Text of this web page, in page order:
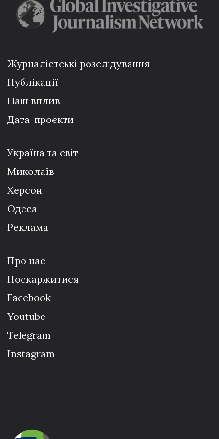
Журналістські розслідування
Публікації
Наш вплив
Дата-проєкти
Україна та світ
Миколаїв
Херсон
Одеса
Реклама
Про нас
Поскаржитися
Facebook
Youtube
Telegram
Instagram